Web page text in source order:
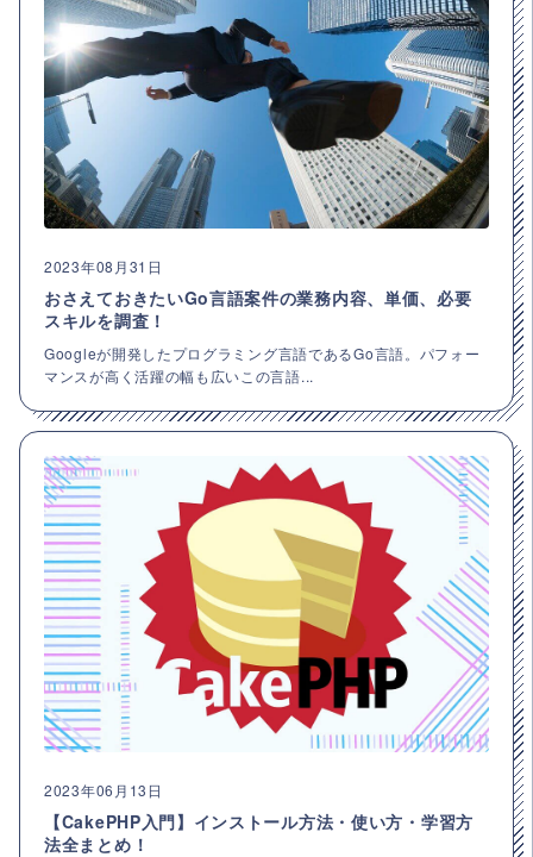
2023年08月31日
おさえておきたいGo言語案件の業務内容、単価、必要
スキルを調査！
Googleが開発したプログラミング言語であるGo言語。パフォー
マンスが高く活躍の幅も広いこの言語...
2023年06月13日
【CakePHP入門】インストール方法・使い方・学習方
法全まとめ！